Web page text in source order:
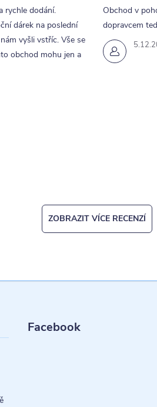
rychle dodání.
dárek na poslední
vyšli vstříc. Vše se
obchod mohu jen a
Obchod v
dopravcem
ZOBRAZIT VÍCE RECENZÍ
Facebook